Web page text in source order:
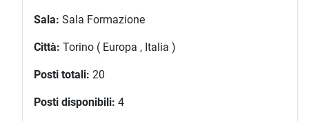
Sala: Sala Formazione
Città: Torino ( Europa , Italia )
Posti totali: 20
Posti disponibili: 4